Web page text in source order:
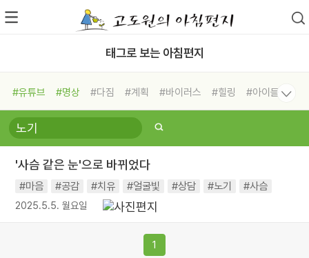
태그로 보는 아침편지
#유튜브 #명상 #다짐 #계획 #바이러스 #힐링
#아이들
#비전캠프
#독서캠프 #삶
#희망
#나눔 #친구 #링컨학교
#독서
#건강 #면역력
'사슴 같은 눈'으로 바뀌었다
#마음 #공감 #치유 #얼굴빛 #상담 #노기 #사슴
2025.5.5. 월요일
1